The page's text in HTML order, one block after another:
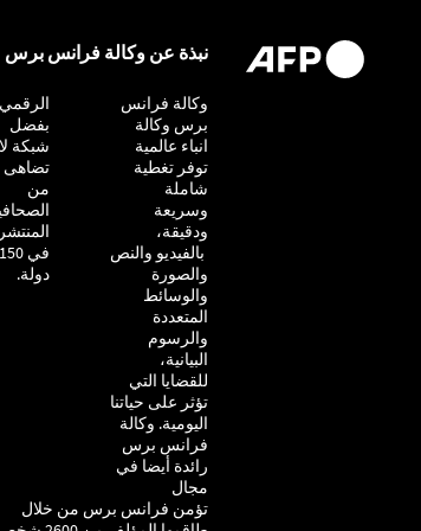
نبذة عن وكالة فرانس برس
وكالة فرانس
برس وكالة
انباء عالمية
توفر تغطية
شاملة
وسريعة
ودقيقة،
بالفيديو والنص
والصورة
والوسائط
المتعددة
والرسوم
البيانية،
للقضايا التي
تؤثر على حياتنا
اليومية. وكالة
فرانس برس
رائدة أيضا في
مجال
الرقمي
بفضل
شبكة لا
تضاهى
من
في 150
دولة.
تؤمن فرانس برس من خلال